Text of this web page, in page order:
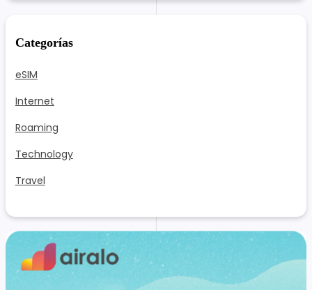
Categorías
eSIM
Internet
Roaming
Technology
Travel